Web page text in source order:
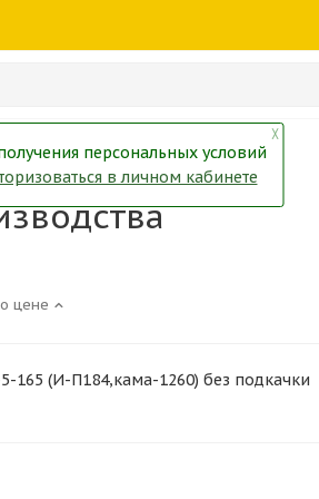
цене
(И-П184,кама-1260) без подкачки
╳
персональных условий
в личном кабинете